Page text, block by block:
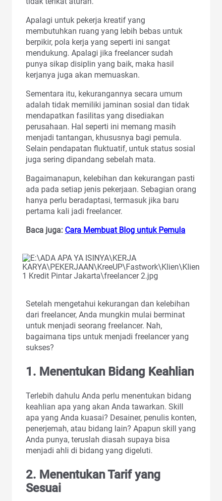
Apalagi untuk pekerja kreatif yang
membutuhkan ruang yang lebih bebas untuk
berpikir, pola kerja yang seperti ini sangat
mendukung. Apalagi jika freelancer sudah
punya sikap disiplin yang baik, maka hasil
kerjanya juga akan memuaskan.
Sementara itu, kekurangannya secara umum
adalah tidak memiliki jaminan sosial dan tidak
mendapatkan fasilitas yang disediakan
perusahaan. Hal seperti ini memang masih
menjadi tantangan, khususnya bagi pemula.
Selain pendapatan fluktuatif, untuk status sosial
juga sering dipandang sebelah mata.
Bagaimanapun, kelebihan dan kekurangan pasti
ada pada setiap jenis pekerjaan. Sebagian orang
hanya perlu beradaptasi, termasuk jika baru
pertama kali jadi freelancer.
Baca juga: Cara Membuat Blog untuk Pemula
Setelah mengetahui kekurangan dan kelebihan
dari freelancer, Anda mungkin mulai berminat
untuk menjadi seorang freelancer. Nah,
bagaimana tips untuk menjadi freelancer yang
sukses?
1. Menentukan Bidang Keahlian
Terlebih dahulu Anda perlu menentukan bidang
keahlian apa yang akan Anda tawarkan. Skill
apa yang Anda kuasai? Desainer, penulis konten,
penerjemah, atau bidang lain? Apapun skill yang
Anda punya, teruslah diasah supaya bisa
menjadi ahli di bidang yang digeluti.
2. Menentukan Tarif yang
Sesuai